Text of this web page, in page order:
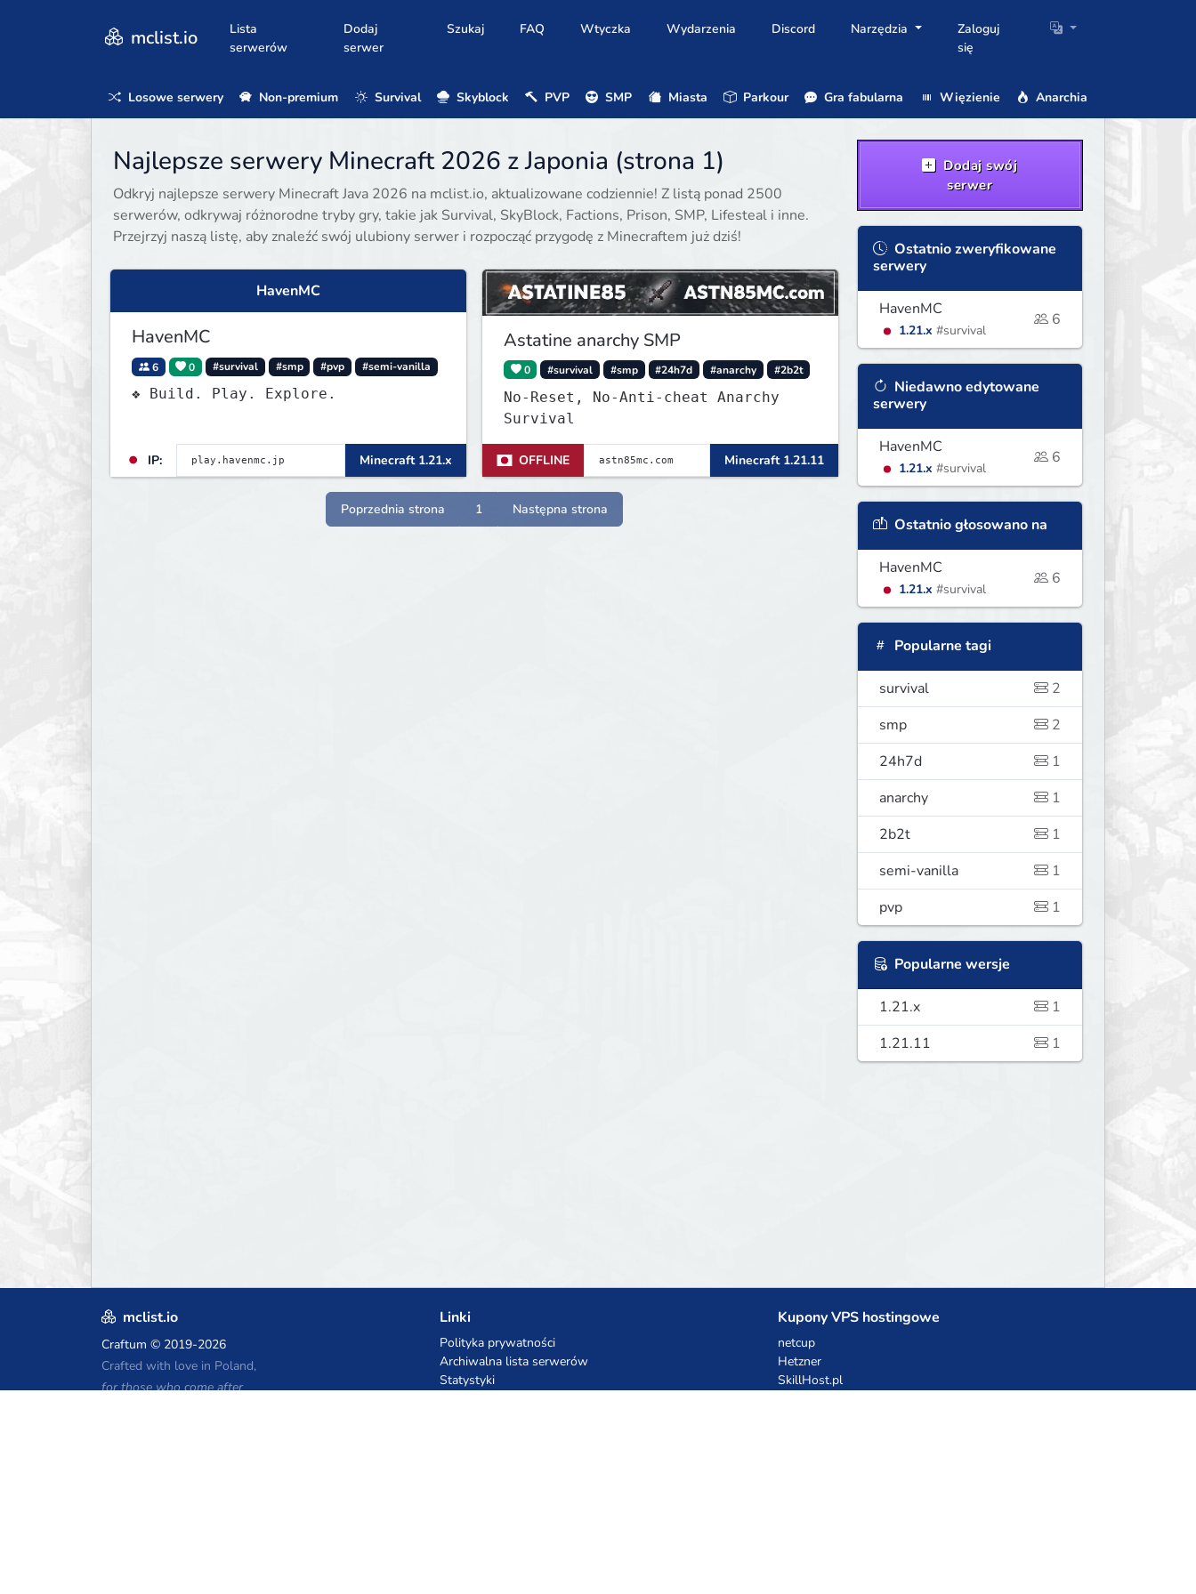
mclist.io
Lista
serwerów
Dodaj
serwer
Szukaj FAQ Wtyczka Wydarzenia Discord Narzędzia
Zaloguj
się
Losowe serwery Non-premium Survival Skyblock PVP SMP Miasta Parkour Gra fabularna Więzienie Anarchia
Najlepsze serwery Minecraft 2026 z Japonia (strona 1)
Odkryj najlepsze serwery Minecraft Java 2026 na mclist.io, aktualizowane codziennie! Z listą ponad 2500
serwerów, odkrywaj różnorodne tryby gry, takie jak Survival, SkyBlock, Factions, Prison, SMP, Lifesteal i inne.
Przejrzyj naszą listę, aby znaleźć swój ulubiony serwer i rozpocząć przygodę z Minecraftem już dziś!
HavenMC
HavenMC
6 0 #survival #smp #pvp #semi-vanilla
❖ Build. Play. Explore.
IP: Minecraft 1.21.x
Astatine anarchy SMP
0 #survival #smp #24h7d #anarchy #2b2t
No-Reset, No-Anti-cheat Anarchy
Survival
OFFLINE Minecraft 1.21.11
Poprzednia strona 1 Następna strona
Dodaj swój
serwer
Ostatnio zweryfikowane
serwery
HavenMC
1.21.x #survival
6
Niedawno edytowane
serwery
HavenMC
1.21.x #survival
6
Ostatnio głosowano na
HavenMC
1.21.x #survival
6
Popularne tagi
survival
2
smp
2
24h7d
1
anarchy
1
2b2t
1
semi-vanilla
1
pvp
1
Popularne wersje
1.21.x
1
1.21.11
1
mclist.io
Craftum © 2019-2026
Crafted with love in Poland,
for those who come after
Linki
Polityka prywatności
Archiwalna lista serwerów
Statystyki
Kupony VPS hostingowe
netcup
Hetzner
SkillHost.pl